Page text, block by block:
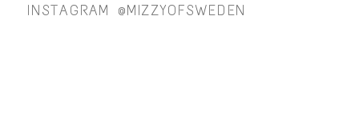
INSTAGRAM @MIZZYOFSWEDEN